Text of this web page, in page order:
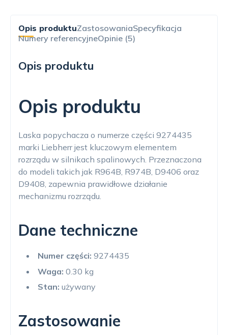
Opis produktuZastosowaniaSpecyfikacja
Numery referencyjneOpinie (5)
Opis produktu
Opis produktu
Laska popychacza o numerze części 9274435
marki Liebherr jest kluczowym elementem
rozrządu w silnikach spalinowych. Przeznaczona
do modeli takich jak R964B, R974B, D9406 oraz
D9408, zapewnia prawidłowe działanie
mechanizmu rozrządu.
Dane techniczne
Numer części: 9274435
Waga: 0.30 kg
Stan: używany
Zastosowanie